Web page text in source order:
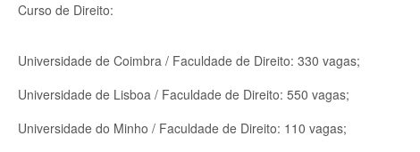
Curso de Direito:
Universidade de Coimbra / Faculdade de Direito: 330 vagas;
Universidade de Lisboa / Faculdade de Direito: 550 vagas;
Universidade do Minho / Faculdade de Direito: 110 vagas;